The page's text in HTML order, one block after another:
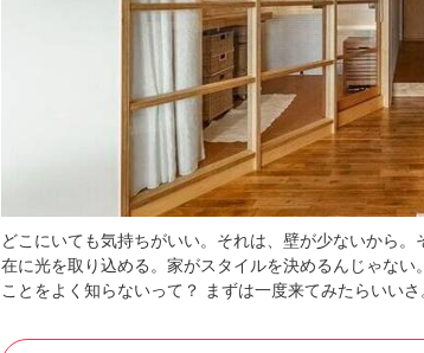
どこにいても気持ちがいい。それは、壁が少ないから
在に光を取り込める。家がスタイルを決めるんじゃな
ことをよく知らないって？ まずは一度来てみたらいい